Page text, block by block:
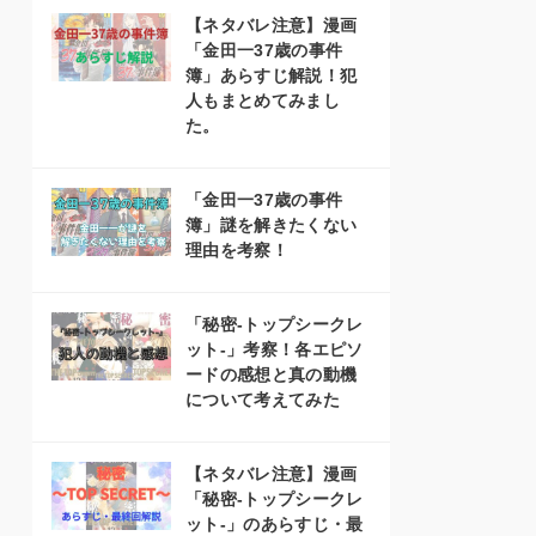
【ネタバレ注意】漫画
「金田一37歳の事件
簿」あらすじ解説！犯
人もまとめてみまし
た。
「金田一37歳の事件
簿」謎を解きたくない
理由を考察！
「秘密-トップシークレ
ット-」考察！各エピソ
ードの感想と真の動機
について考えてみた
【ネタバレ注意】漫画
「秘密-トップシークレ
ット-」のあらすじ・最